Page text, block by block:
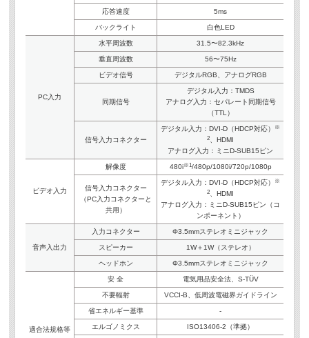
応答速度 5ms
バックライト 白色LED
PC入力
水平周波数 31.5〜82.3kHz
垂直周波数 56〜75Hz
ビデオ信号 デジタルRGB、アナログRGB
同期信号
デジタル入力：TMDS
アナログ入力：セパレート同期信号
（TTL）
信号入力コネクター
デジタル入力：DVI-D（HDCP対応）
※
2、HDMI
アナログ入力：ミニD-SUB15ピン
ビデオ入力
解像度 480i※1/480p/1080i/720p/1080p
信号入力コネクター
（PC入力コネクターと
共用）
デジタル入力：DVI-D（HDCP対応）
※
2、HDMI
アナログ入力：ミニD-SUB15ピン（コ
ンポーネント）
音声入出力
入力コネクター Φ3.5mmステレオミニジャック
スピーカー 1W＋1W（ステレオ）
ヘッドホン Φ3.5mmステレオミニジャック
適合法規格等
安 全 電気用品安全法、S-TÜV
不要輻射 VCCI-B、低周波電磁界ガイドライン
省エネルギー基準 -
エルゴノミクス ISO13406-2（準拠）